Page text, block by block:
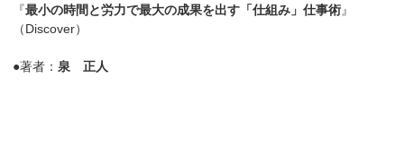
『最小の時間と労力で最大の成果を出す「仕組み」仕事術』
（Discover）
●著者：泉 正人